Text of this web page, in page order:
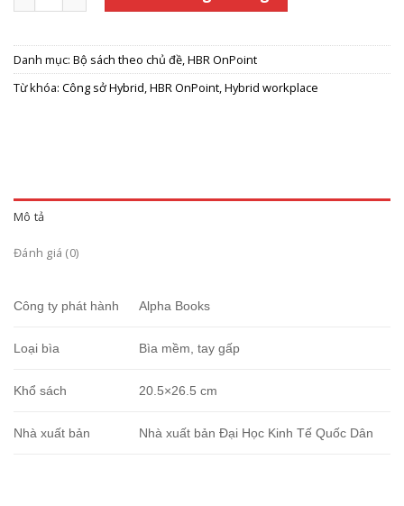
Danh mục: Bộ sách theo chủ đề,HBR OnPoint
Từ khóa: Công sở Hybrid,HBR OnPoint,Hybrid workplace
Mô tả
Đánh giá (0)
Công ty phát hành Alpha Books
Loại bìa Bìa mềm, tay gấp
Khổ sách 20.5×26.5 cm
Nhà xuất bản Nhà xuất bản Đại Học Kinh Tế Quốc Dân